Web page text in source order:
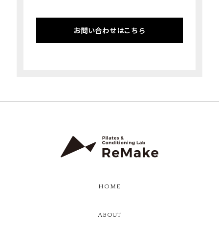
お問い合わせはこちら
HOME
ABOUT